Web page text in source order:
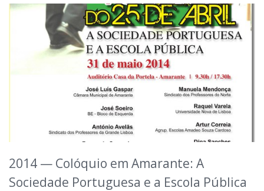
2014 — Colóquio em Amarante: A
Sociedade Portuguesa e a Escola Pública